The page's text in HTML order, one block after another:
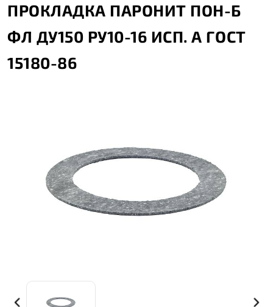
ПРОКЛАДКА ПАРОНИТ ПОН-Б
ФЛ ДУ150 РУ10-16 ИСП. А ГОСТ
15180-86